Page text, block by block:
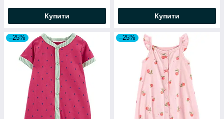
Купити Купити
–25% –25%